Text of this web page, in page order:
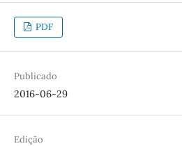
PDF
Publicado
2016-06-29
Edição